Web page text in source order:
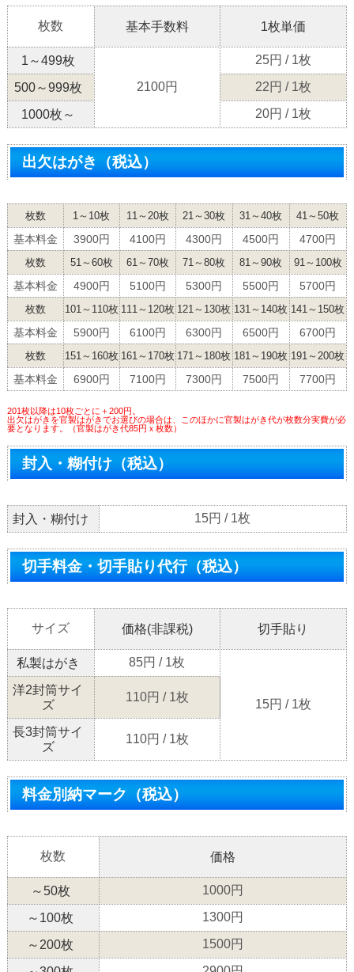
枚数 基本手数料 1枚単価
1～499枚
2100円
25円 / 1枚
500～999枚 22円 / 1枚
1000枚～ 20円 / 1枚
出欠はがき（税込）
枚数 1～10枚 11～20枚 21～30枚 31～40枚 41～50枚
基本料金 3900円 4100円 4300円 4500円 4700円
枚数 51～60枚 61～70枚 71～80枚 81～90枚 91～100枚
基本料金 4900円 5100円 5300円 5500円 5700円
枚数 101～110枚 111～120枚 121～130枚 131～140枚 141～150枚
基本料金 5900円 6100円 6300円 6500円 6700円
枚数 151～160枚 161～170枚 171～180枚 181～190枚 191～200枚
基本料金 6900円 7100円 7300円 7500円 7700円
201枚以降は10枚ごとに＋200円。
出欠はがきを官製はがきでお選びの場合は、このほかに官製はがき代が枚数分実費が必
要となります。（官製はがき代85円ｘ枚数）
封入・糊付け（税込）
封入・糊付け 15円 / 1枚
切手料金・切手貼り代行（税込）
サイズ 価格(非課税) 切手貼り
私製はがき 85円 / 1枚
15円 / 1枚
洋2封筒サイ
ズ
110円 / 1枚
長3封筒サイ
ズ
110円 / 1枚
料金別納マーク（税込）
枚数 価格
～50枚 1000円
～100枚 1300円
～200枚 1500円